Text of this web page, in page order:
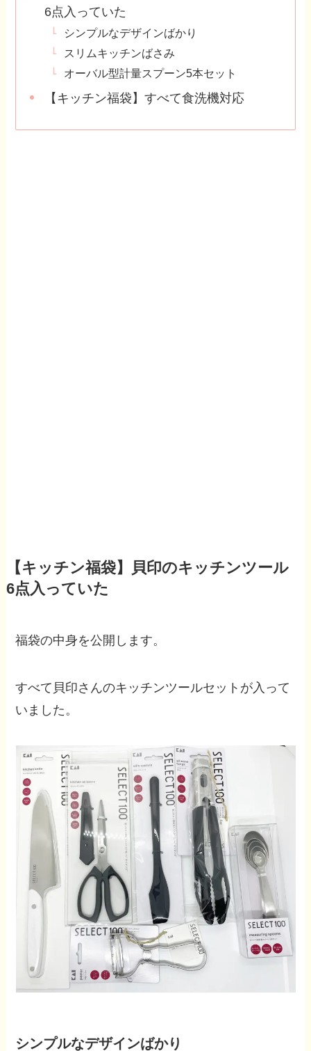
6点入っていた
シンプルなデザインばかり
スリムキッチンばさみ
オーバル型計量スプーン5本セット
【キッチン福袋】すべて食洗機対応
【キッチン福袋】貝印のキッチンツール
6点入っていた
福袋の中身を公開します。
すべて貝印さんのキッチンツールセットが入って
いました。
シンプルなデザインばかり